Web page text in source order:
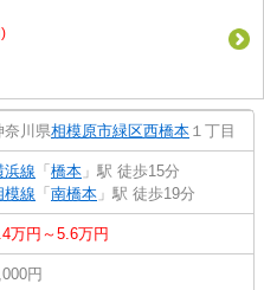
奈川県相模原市緑区西橋本 １丁目
浜線 「 橋本 」駅 徒歩15分
模線 「 南橋本 」駅 徒歩19分
万円～5.6万円
円